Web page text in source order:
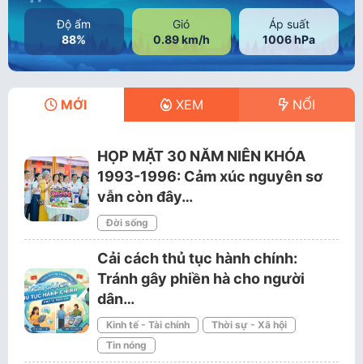
Độ ẩm
88%
Gió
0.89 km/h
Áp suất
1006 hPa
MỚI XEM NỔI
HỌP MẶT 30 NĂM NIÊN KHÓA
1993-1996: Cảm xúc nguyên sơ
vẫn còn đây…
Đời sống
Cải cách thủ tục hành chính:
Tránh gây phiền hà cho người
dân…
Kinh tế - Tài chính
Thời sự - Xã hội
Tin nóng